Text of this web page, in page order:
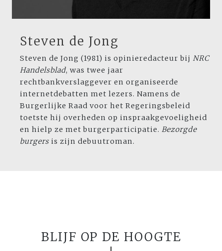
Steven de Jong
Steven de Jong (1981) is opinieredacteur bij NRC
Handelsblad, was twee jaar
rechtbankverslaggever en organiseerde
internetdebatten met lezers. Namens de
Burgerlijke Raad voor het Regeringsbeleid
toetste hij overheden op inspraakgevoeligheid
en hielp ze met burgerparticipatie. Bezorgde
burgers is zijn debuutroman.
BLIJF OP DE HOOGTE